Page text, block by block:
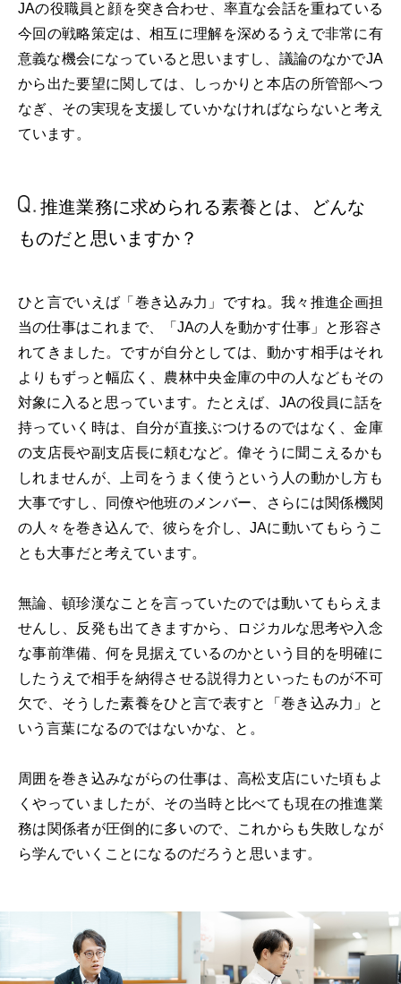
JAの役職員と顔を突き合わせ、率直な会話を重ねている
今回の戦略策定は、相互に理解を深めるうえで非常に有
意義な機会になっていると思いますし、議論のなかでJA
から出た要望に関しては、しっかりと本店の所管部へつ
なぎ、その実現を支援していかなければならないと考え
ています。
推進業務に求められる素養とは、どんな
ものだと思いますか？
ひと言でいえば「巻き込み力」ですね。我々推進企画担
当の仕事はこれまで、「JAの人を動かす仕事」と形容さ
れてきました。ですが自分としては、動かす相手はそれ
よりもずっと幅広く、農林中央金庫の中の人などもその
対象に入ると思っています。たとえば、JAの役員に話を
持っていく時は、自分が直接ぶつけるのではなく、金庫
の支店長や副支店長に頼むなど。偉そうに聞こえるかも
しれませんが、上司をうまく使うという人の動かし方も
大事ですし、同僚や他班のメンバー、さらには関係機関
の人々を巻き込んで、彼らを介し、JAに動いてもらうこ
とも大事だと考えています。
無論、頓珍漢なことを言っていたのでは動いてもらえま
せんし、反発も出てきますから、ロジカルな思考や入念
な事前準備、何を見据えているのかという目的を明確に
したうえで相手を納得させる説得力といったものが不可
欠で、そうした素養をひと言で表すと「巻き込み力」と
いう言葉になるのではないかな、と。
周囲を巻き込みながらの仕事は、高松支店にいた頃もよ
くやっていましたが、その当時と比べても現在の推進業
務は関係者が圧倒的に多いので、これからも失敗しなが
ら学んでいくことになるのだろうと思います。